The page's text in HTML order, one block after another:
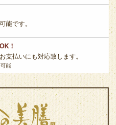
能です。
！
支払いにも対応致します。
能